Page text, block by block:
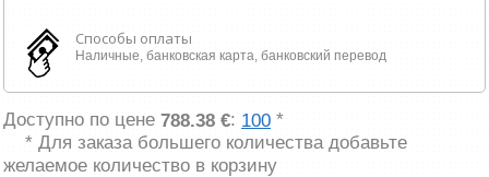
Способы оплаты
Наличные, банковская карта, банковский перевод
Доступно по цене 788.38 €: 100 *
* Для заказа большего количества добавьте
желаемое количество в корзину